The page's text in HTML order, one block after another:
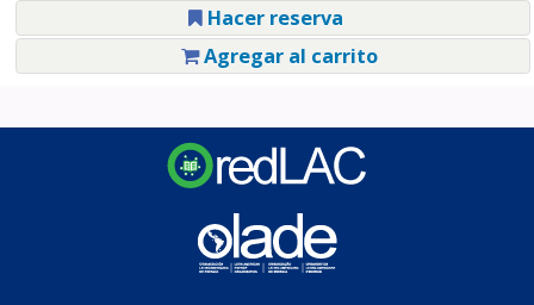
Hacer reserva
Agregar al carrito